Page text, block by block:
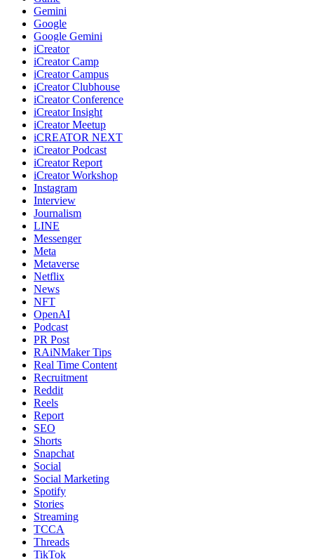
Gemini
Google
Google Gemini
iCreator
iCreator Camp
iCreator Campus
iCreator Clubhouse
iCreator Conference
iCreator Insight
iCreator Meetup
iCREATOR NEXT
iCreator Podcast
iCreator Report
iCreator Workshop
Instagram
Interview
Journalism
LINE
Messenger
Meta
Metaverse
Netflix
News
NFT
OpenAI
Podcast
PR Post
RAiNMaker Tips
Real Time Content
Recruitment
Reddit
Reels
Report
SEO
Shorts
Snapchat
Social
Social Marketing
Spotify
Stories
Streaming
TCCA
Threads
TikTok